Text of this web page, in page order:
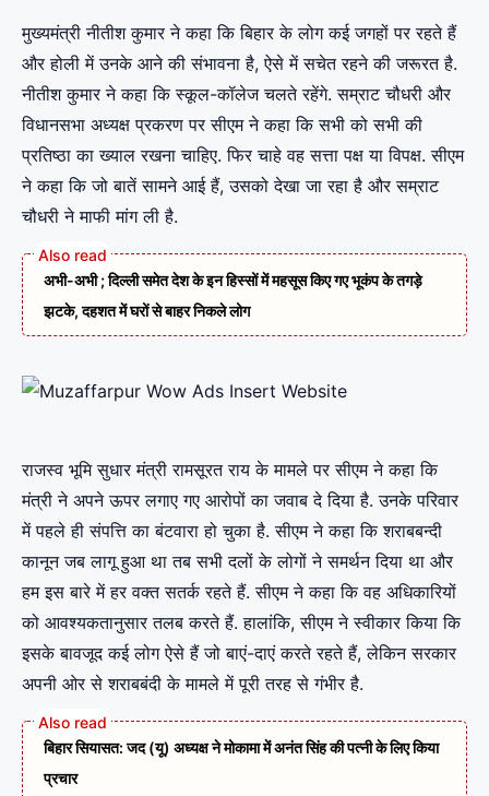
मुख्यमंत्री नीतीश कुमार ने कहा कि बिहार के लोग कई जगहों पर रहते हैं
और होली में उनके आने की संभावना है, ऐसे में सचेत रहने की जरूरत है.
नीतीश कुमार ने कहा कि स्कूल-कॉलेज चलते रहेंगे. सम्राट चौधरी और
विधानसभा अध्यक्ष प्रकरण पर सीएम ने कहा कि सभी को सभी की
प्रतिष्ठा का ख्याल रखना चाहिए. फिर चाहे वह सत्ता पक्ष या विपक्ष. सीएम
ने कहा कि जो बातें सामने आई हैं, उसको देखा जा रहा है और सम्राट
चौधरी ने माफी मांग ली है.
अभी-अभी ; दिल्ली समेत देश के इन हिस्सों में महसूस किए गए भूकंप के तगड़े
झटके, दहशत में घरों से बाहर निकले लोग
राजस्व भूमि सुधार मंत्री रामसूरत राय के मामले पर सीएम ने कहा कि
मंत्री ने अपने ऊपर लगाए गए आरोपों का जवाब दे दिया है. उनके परिवार
में पहले ही संपत्ति का बंटवारा हो चुका है. सीएम ने कहा कि शराबबन्दी
कानून जब लागू हुआ था तब सभी दलों के लोगों ने समर्थन दिया था और
हम इस बारे में हर वक्त सतर्क रहते हैं. सीएम ने कहा कि वह अधिकारियों
को आवश्यकतानुसार तलब करते हैं. हालांकि, सीएम ने स्वीकार किया कि
इसके बावजूद कई लोग ऐसे हैं जो बाएं-दाएं करते रहते हैं, लेकिन सरकार
अपनी ओर से शराबबंदी के मामले में पूरी तरह से गंभीर है.
बिहार सियासत: जद (यू) अध्यक्ष ने मोकामा में अनंत सिंह की पत्नी के लिए किया
प्रचार